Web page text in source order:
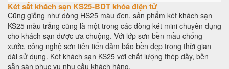
Két sắt khách sạn KS25-BDT khóa điện tử
Cũng giống như dòng HS25 màu đen, sản phẩm két khách sạn
KS25 màu trắng cũng là một trong các dòng két mini chuyên dụng
cho khách sạn được ưa chuộng. Với lớp sơn bền mầu chống
xước, công nghệ sơn tiên tiến đảm bảo bền đẹp trong thời gian
dài sử dụng. Két khách sạn KS25 với chất lượng thép dầy, bền
sẵn sàn phục vụ nhu cầu khách hàng.